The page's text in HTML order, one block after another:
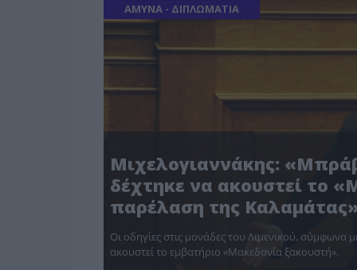
ΑΜΥΝΑ - ΔΙΠΛΩΜΑΤΙΑ
Μιχελογιαννάκης:
δέχτηκε να ακουστεί το
παρέλαση της
Οι οδηγίες στις μονάδες του Λιμενικού, σύμφωνα
ακουστεί το εμβατήριο «Μακεδονία ξακουστή».